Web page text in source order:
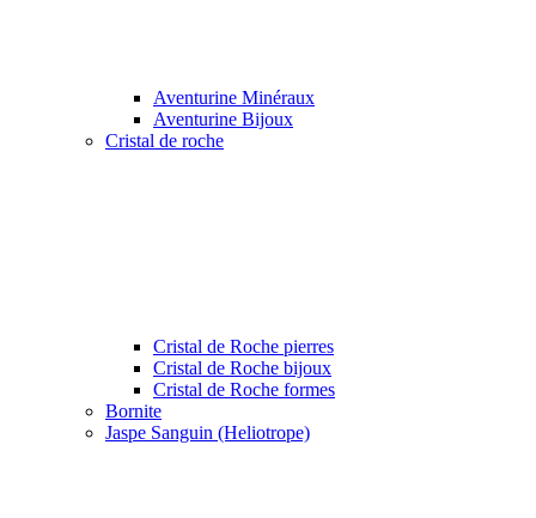
Aventurine Minéraux
Aventurine Bijoux
Cristal de roche
Cristal de Roche pierres
Cristal de Roche bijoux
Cristal de Roche formes
Bornite
Jaspe Sanguin (Heliotrope)